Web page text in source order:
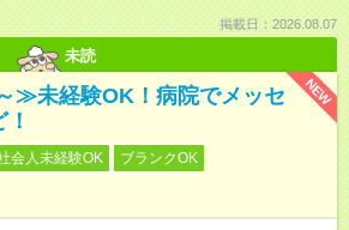
掲載日：2026.08.07
未読
NEW
≫未経験OK！病院でメッセ
会人未経験OK
ブランクOK